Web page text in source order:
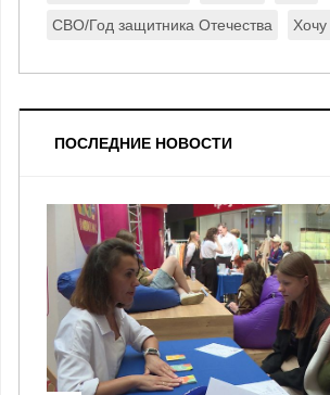
СВО/Год защитника Отечества
ПОСЛЕДНИЕ НОВОСТИ